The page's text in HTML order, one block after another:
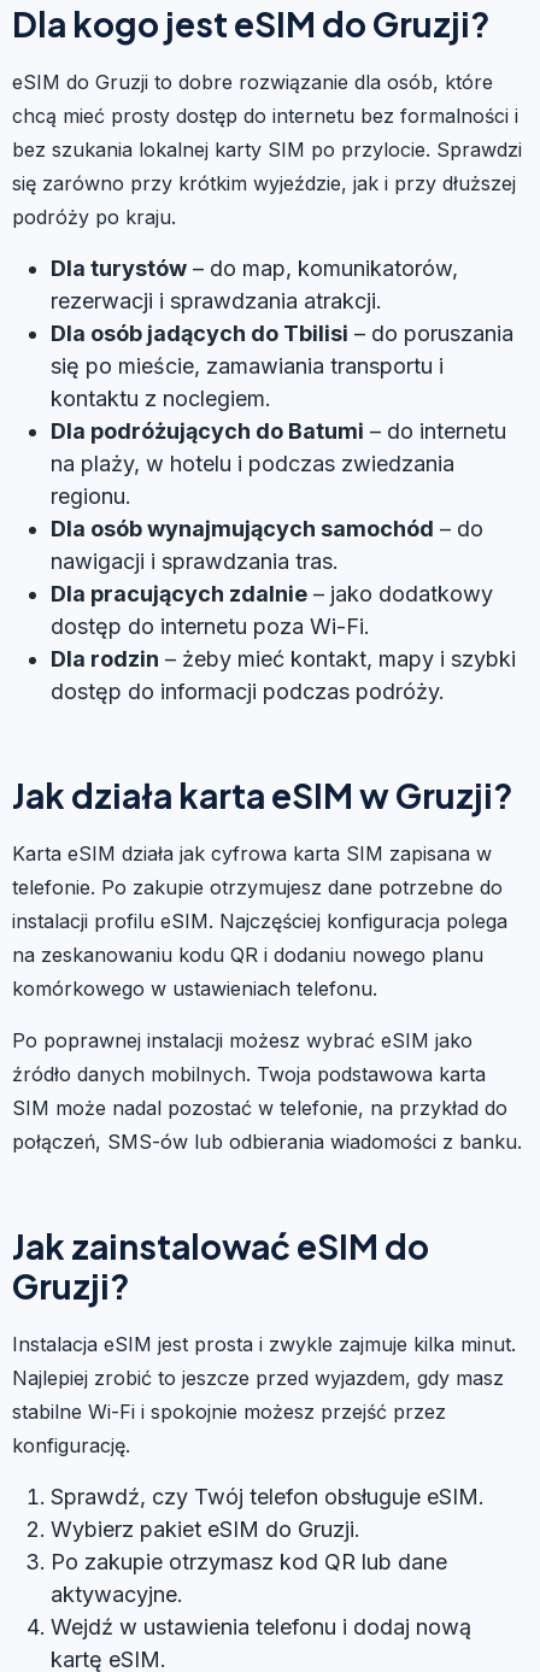
Dla kogo jest eSIM do Gruzji?
eSIM do Gruzji to dobre rozwiązanie dla osób, które
chcą mieć prosty dostęp do internetu bez formalności i
bez szukania lokalnej karty SIM po przylocie. Sprawdzi
się zarówno przy krótkim wyjeździe, jak i przy dłuższej
podróży po kraju.
Dla turystów – do map, komunikatorów,
rezerwacji i sprawdzania atrakcji.
Dla osób jadących do Tbilisi – do poruszania
się po mieście, zamawiania transportu i
kontaktu z noclegiem.
Dla podróżujących do Batumi – do internetu
na plaży, w hotelu i podczas zwiedzania
regionu.
Dla osób wynajmujących samochód – do
nawigacji i sprawdzania tras.
Dla pracujących zdalnie – jako dodatkowy
dostęp do internetu poza Wi-Fi.
Dla rodzin – żeby mieć kontakt, mapy i szybki
dostęp do informacji podczas podróży.
Jak działa karta eSIM w Gruzji?
Karta eSIM działa jak cyfrowa karta SIM zapisana w
telefonie. Po zakupie otrzymujesz dane potrzebne do
instalacji profilu eSIM. Najczęściej konfiguracja polega
na zeskanowaniu kodu QR i dodaniu nowego planu
komórkowego w ustawieniach telefonu.
Po poprawnej instalacji możesz wybrać eSIM jako
źródło danych mobilnych. Twoja podstawowa karta
SIM może nadal pozostać w telefonie, na przykład do
połączeń, SMS-ów lub odbierania wiadomości z banku.
Jak zainstalować eSIM do
Gruzji?
Instalacja eSIM jest prosta i zwykle zajmuje kilka minut.
Najlepiej zrobić to jeszcze przed wyjazdem, gdy masz
stabilne Wi-Fi i spokojnie możesz przejść przez
konfigurację.
Sprawdź, czy Twój telefon obsługuje eSIM.
Wybierz pakiet eSIM do Gruzji.
Po zakupie otrzymasz kod QR lub dane
aktywacyjne.
Wejdź w ustawienia telefonu i dodaj nową
kartę eSIM.